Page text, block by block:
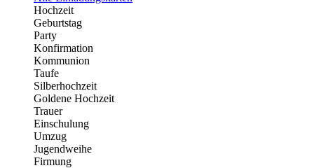
Hochzeit
Geburtstag
Party
Konfirmation
Kommunion
Taufe
Silberhochzeit
Goldene Hochzeit
Trauer
Einschulung
Umzug
Jugendweihe
Firmung